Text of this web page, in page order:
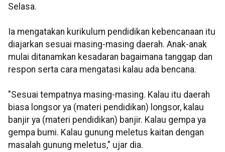
Selasa.
Ia mengatakan kurikulum pendidikan kebencanaan itu
diajarkan sesuai masing-masing daerah. Anak-anak
mulai ditanamkan kesadaran bagaimana tanggap dan
respon serta cara mengatasi kalau ada bencana.
"Sesuai tempatnya masing-masing. Kalau itu daerah
biasa longsor ya (materi pendidikan) longsor, kalau
banjir ya (materi pendidikan) banjir. Kalau gempa ya
gempa bumi. Kalau gunung meletus kaitan dengan
masalah gunung meletus," ujar dia.